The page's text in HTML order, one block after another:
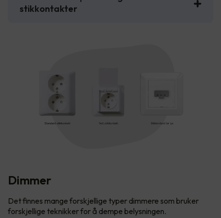
stikkontakter
Dimmer
Det finnes mange forskjellige typer dimmere som bruker
forskjellige teknikker for å dempe belysningen.